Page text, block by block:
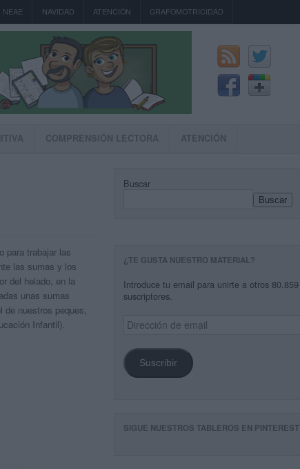
NEAE NAVIDAD ATENCIÓN GRAFOMOTRICIDAD
COMPRENSIÓN LECTORA ATENCIÓN
para trabajar las
las sumas y los
del helado, en la
unas sumas
nuestros peques,
Infantil).
Buscar
Buscar
¿TE GUSTA NUESTRO MATERIAL?
Introduce tu email para unirte a otros 80.859
suscriptores.
Dirección
de
Suscribir
SIGUE NUESTROS TABLEROS EN PINTEREST